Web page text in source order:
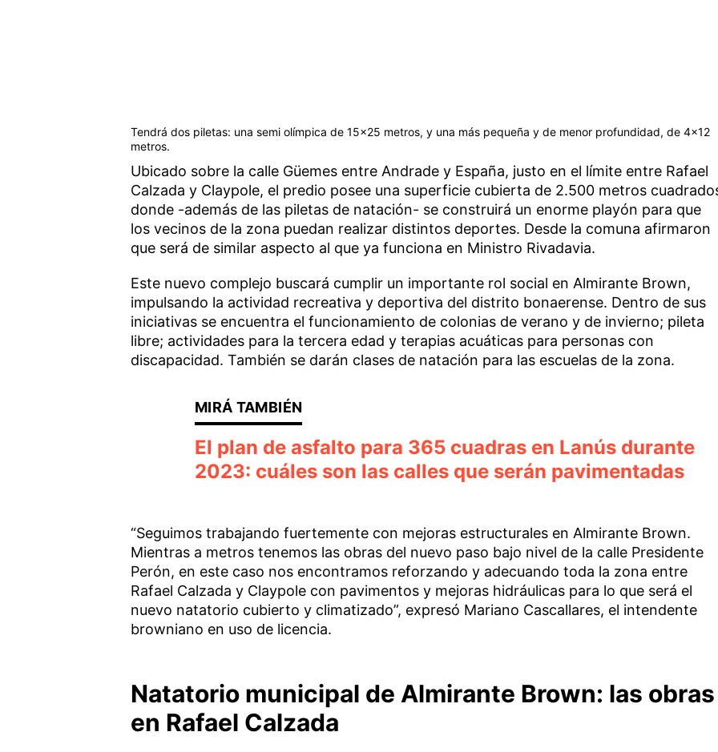
Tendrá dos piletas: una semi olímpica de 15×25 metros, y una más pequeña y de menor profundidad, de 4×12
metros.
Ubicado sobre la calle Güemes entre Andrade y España, justo en el límite entre Rafael
Calzada y Claypole, el predio posee una superficie cubierta de 2.500 metros
donde -además de las piletas de natación- se construirá un enorme playón para que
los vecinos de la zona puedan realizar distintos deportes. Desde la comuna afirmaron
que será de similar aspecto al que ya funciona en Ministro Rivadavia.
Este nuevo complejo buscará cumplir un importante rol social en Almirante Brown,
impulsando la actividad recreativa y deportiva del distrito bonaerense. Dentro de sus
iniciativas se encuentra el funcionamiento de colonias de verano y de invierno; pileta
libre; actividades para la tercera edad y terapias acuáticas para personas con
discapacidad. También se darán clases de natación para las escuelas de la zona.
El plan de asfalto para 365 cuadras en Lanús durante
2023: cuáles son las calles que serán pavimentadas
“Seguimos trabajando fuertemente con mejoras estructurales en Almirante Brown.
Mientras a metros tenemos las obras del nuevo paso bajo nivel de la calle Presidente
Perón, en este caso nos encontramos reforzando y adecuando toda la zona entre
Rafael Calzada y Claypole con pavimentos y mejoras hidráulicas para lo que será el
nuevo natatorio cubierto y climatizado”, expresó Mariano Cascallares, el intendente
browniano en uso de licencia.
Natatorio municipal de Almirante Brown: las obras
en Rafael Calzada